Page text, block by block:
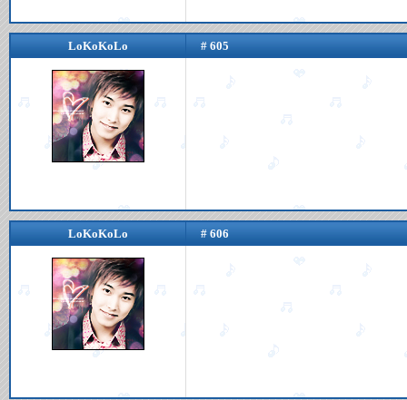
LoKoKoLo # 605
LoKoKoLo # 606